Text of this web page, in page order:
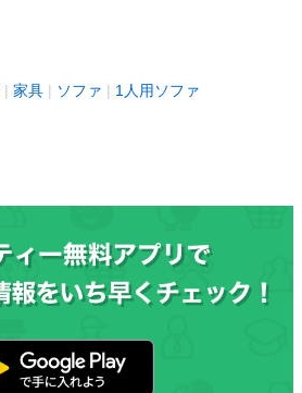
家具 ソファ 1人用ソファ